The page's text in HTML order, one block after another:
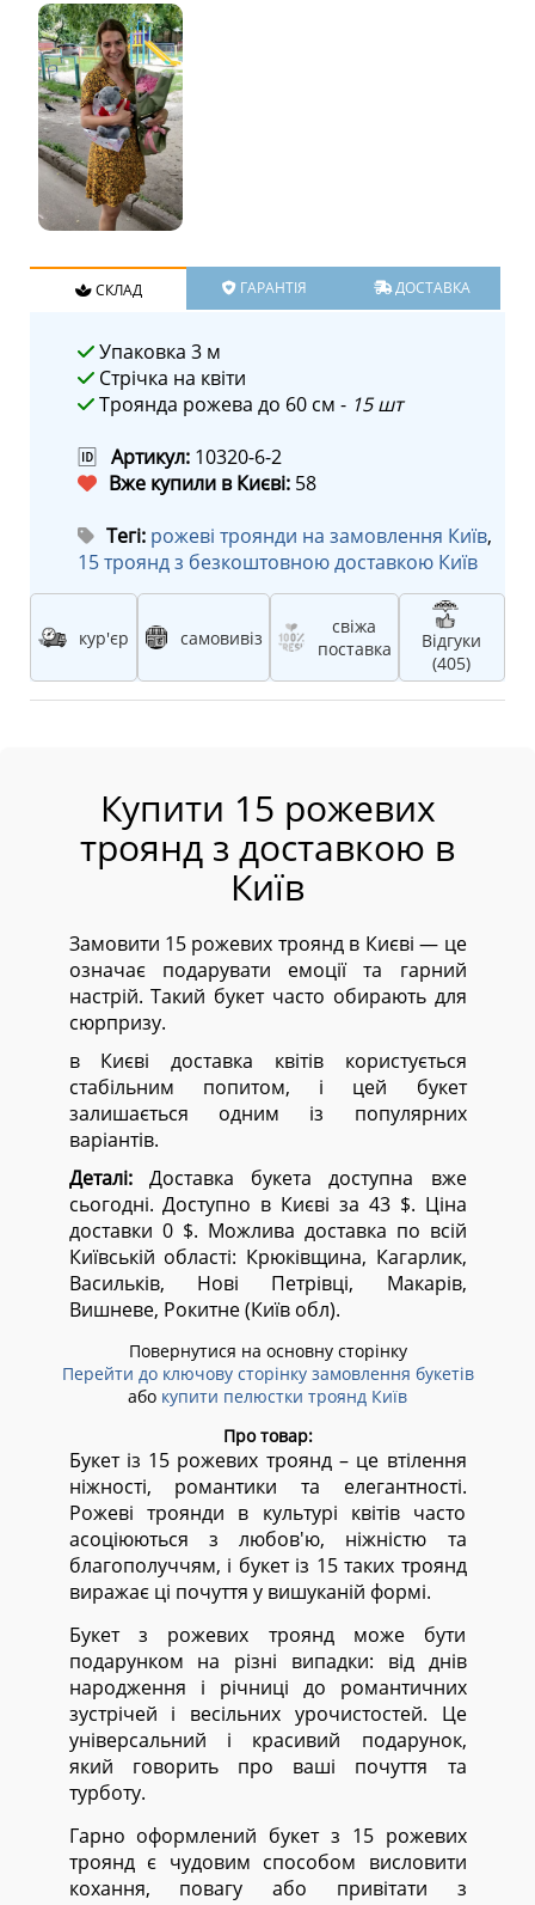
СКЛАД ГАРАНТІЯ ДОСТАВКА
Упаковка 3 м
Стрічка на квіти
Троянда рожева до 60 см - 15 шт
🆔 Артикул: 10320-6-2
Вже купили в Києві: 58
Тегі: рожеві троянди на замовлення Київ,
15 троянд з безкоштовною доставкою Київ
кур'єр самовивіз
свіжа
поставка
Відгуки
(405)
Купити 15 рожевих
троянд з доставкою в
Київ
Замовити 15 рожевих троянд в Києві — це
означає подарувати емоції та гарний
настрій. Такий букет часто обирають для
сюрпризу.
в Києві доставка квітів користується
стабільним попитом, і цей букет
залишається одним із популярних
варіантів.
Деталі:Доставка букета доступна вже
сьогодні. Доступно в Києві за 43 $. Ціна
доставки 0 $. Можлива доставка по всій
Київській області: Крюківщина, Кагарлик,
Васильків, Нові Петрівці, Макарів,
Вишневе, Рокитне (Київ обл).
Повернутися на основну сторінку
Перейти до ключову сторінку замовлення букетів
або купити пелюстки троянд Київ
Про товар:
Букет із 15 рожевих троянд – це втілення
ніжності, романтики та елегантності.
Рожеві троянди в культурі квітів часто
асоціюються з любов'ю, ніжністю та
благополуччям, і букет із 15 таких троянд
виражає ці почуття у вишуканій формі.
Букет з рожевих троянд може бути
подарунком на різні випадки: від днів
народження і річниці до романтичних
зустрічей і весільних урочистостей. Це
універсальний і красивий подарунок,
який говорить про ваші почуття та
турботу.
Гарно оформлений букет з 15 рожевих
троянд є чудовим способом висловити
кохання, повагу або привітати з